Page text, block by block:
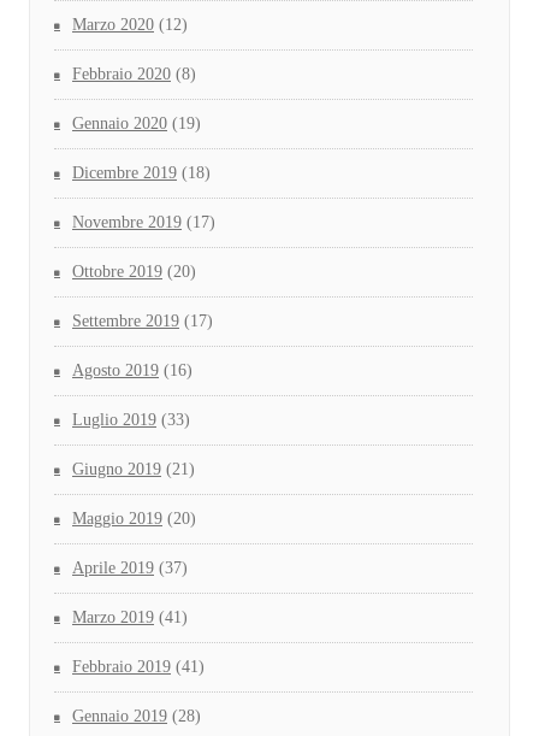
Marzo 2020 (12)
Febbraio 2020 (8)
Gennaio 2020 (19)
Dicembre 2019 (18)
Novembre 2019 (17)
Ottobre 2019 (20)
Settembre 2019 (17)
Agosto 2019 (16)
Luglio 2019 (33)
Giugno 2019 (21)
Maggio 2019 (20)
Aprile 2019 (37)
Marzo 2019 (41)
Febbraio 2019 (41)
Gennaio 2019 (28)